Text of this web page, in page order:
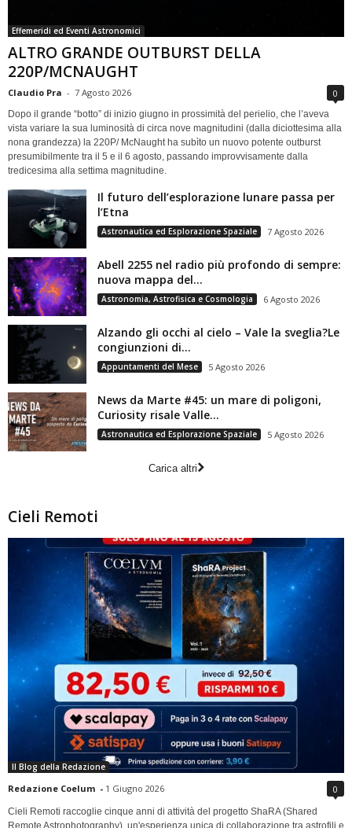
Effemeridi ed Eventi Astronomici
ALTRO GRANDE OUTBURST DELLA
220P/MCNAUGHT
Claudio Pra - 7 Agosto 2026 0
Dopo il grande “botto” di inizio giugno in prossimità del perielio, che l’aveva
vista variare la sua luminosità di circa nove magnitudini (dalla diciottesima alla
nona grandezza) la 220P/ McNaught ha subìto un nuovo potente outburst
presumibilmente tra il 5 e il 6 agosto, passando improvvisamente dalla
tredicesima alla settima magnitudine.
Il futuro dell’esplorazione lunare passa per
l’Etna
Astronautica ed Esplorazione Spaziale 7 Agosto 2026
Abell 2255 nel radio più profondo di sempre:
nuova mappa del...
Astronomia, Astrofisica e Cosmologia 6 Agosto 2026
Alzando gli occhi al cielo – Vale la sveglia?Le
congiunzioni di...
Appuntamenti del Mese 5 Agosto 2026
News da Marte #45: un mare di poligoni,
Curiosity risale Valle...
Astronautica ed Esplorazione Spaziale 5 Agosto 2026
Carica altri
Cieli Remoti
Il Blog della Redazione
Redazione Coelum - 1 Giugno 2026 0
Cieli Remoti raccoglie cinque anni di attività del progetto ShaRA (Shared